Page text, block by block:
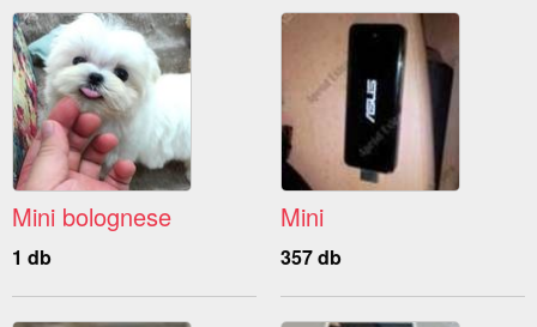
Mini bolognese
1 db
Mini
357 db